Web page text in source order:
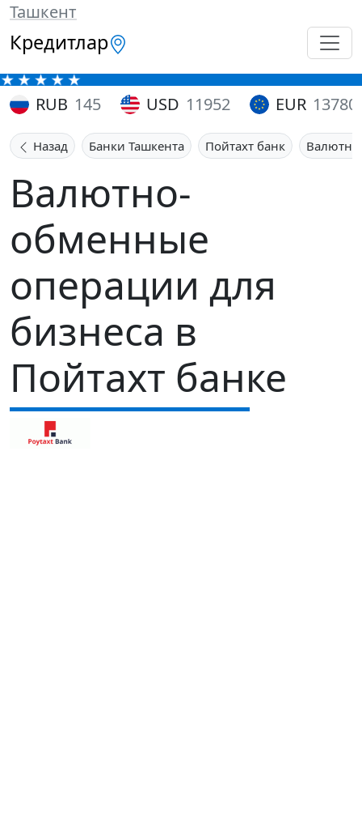
Ташкент
Кредитлар
RUB 145 USD 11952 EUR 13780
Назад Банки Ташкента Пойтахт банк
Валютно-
обменные
операции для
бизнеса в
Пойтахт банке